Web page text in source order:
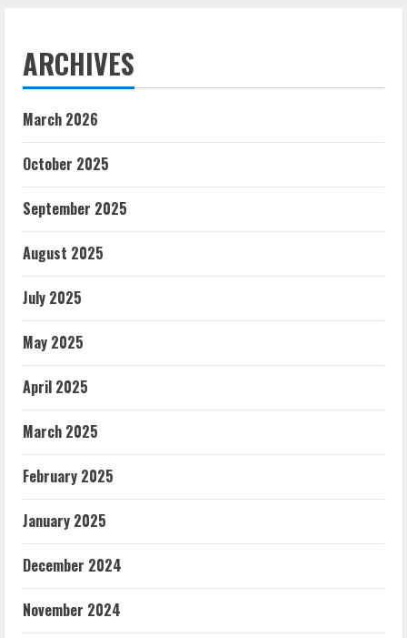
ARCHIVES
March 2026
October 2025
September 2025
August 2025
July 2025
May 2025
April 2025
March 2025
February 2025
January 2025
December 2024
November 2024